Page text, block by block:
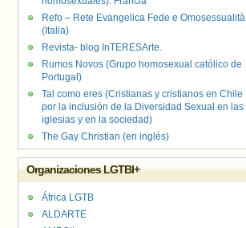
Refo – Rete Evangelica Fede e Omosessualità
(Italia)
Revista- blog InTERESArte.
Rumos Novos (Grupo homosexual católico de
Portugal)
Tal como eres (Cristianas y cristianos en Chile
por la inclusión de la Diversidad Sexual en las
iglesias y en la sociedad)
The Gay Christian (en inglés)
Organizaciones LGTBI+
África LGTB
ALDARTE